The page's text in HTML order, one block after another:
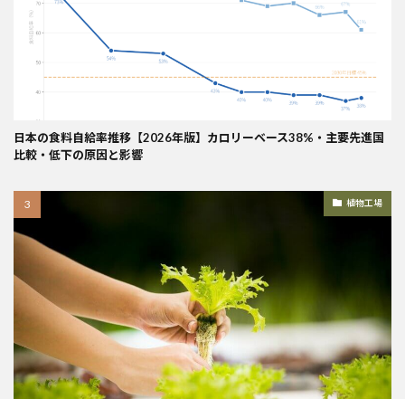
日本の食料自給率推移【2026年版】カロリーベース38%・主要先進国
比較・低下の原因と影響
植物工場